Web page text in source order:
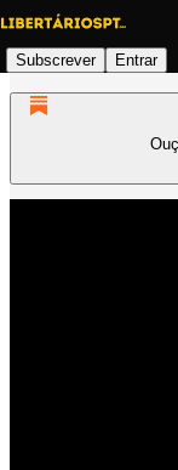
Subscrever Entrar